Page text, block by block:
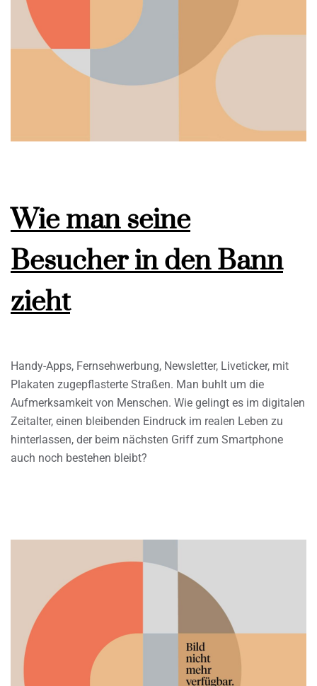
Wie man seine
Besucher in den Bann
zieht
Handy-Apps, Fernsehwerbung, Newsletter, Liveticker, mit
Plakaten zugepflasterte Straßen. Man buhlt um die
Aufmerksamkeit von Menschen. Wie gelingt es im digitalen
Zeitalter, einen bleibenden Eindruck im realen Leben zu
hinterlassen, der beim nächsten Griff zum Smartphone
auch noch bestehen bleibt?